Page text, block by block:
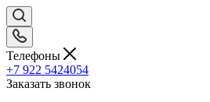
Телефоны
+7 922 5424054
Заказать звонок